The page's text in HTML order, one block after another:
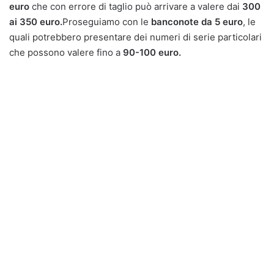
euro che con errore di taglio può arrivare a valere dai 300
ai 350 euro.Proseguiamo con le banconote da 5 euro, le
quali potrebbero presentare dei numeri di serie particolari
che possono valere fino a 90-100 euro.